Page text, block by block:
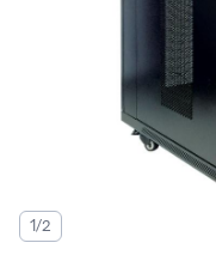
1/2